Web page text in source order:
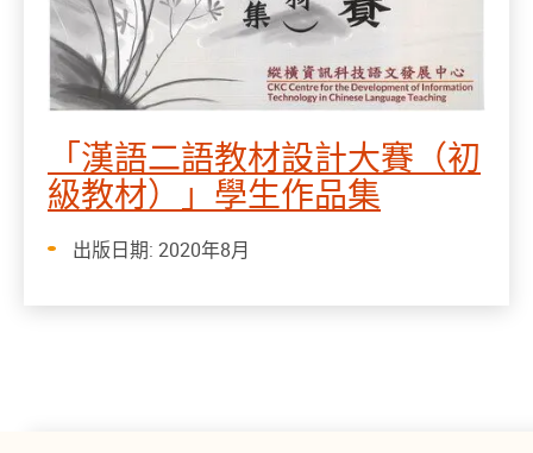
「漢語二語教材設計大賽（初
級教材）」學生作品集
出版日期: 2020年8月